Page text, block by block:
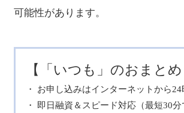
可能性があります。
【「いつも」のおまと
お申し込みはインターネットから
即日融資＆スピード対応（最短30分